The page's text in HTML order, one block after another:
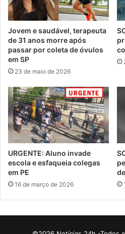
Jovem e saudável, terapeuta
de 31 anos morre após
passar por coleta de óvulos
em SP
23 de maio de 2026
URGENTE: Aluno invade
escola e esfaqueia colegas
em PE
16 de março de 2026